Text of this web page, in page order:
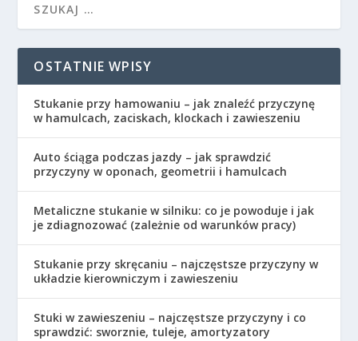
OSTATNIE WPISY
Stukanie przy hamowaniu – jak znaleźć przyczynę
w hamulcach, zaciskach, klockach i zawieszeniu
Auto ściąga podczas jazdy – jak sprawdzić
przyczyny w oponach, geometrii i hamulcach
Metaliczne stukanie w silniku: co je powoduje i jak
je zdiagnozować (zależnie od warunków pracy)
Stukanie przy skręcaniu – najczęstsze przyczyny w
układzie kierowniczym i zawieszeniu
Stuki w zawieszeniu – najczęstsze przyczyny i co
sprawdzić: sworznie, tuleje, amortyzatory